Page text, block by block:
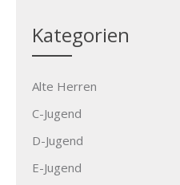
Kategorien
Alte Herren
C-Jugend
D-Jugend
E-Jugend